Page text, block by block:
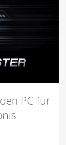
PC für